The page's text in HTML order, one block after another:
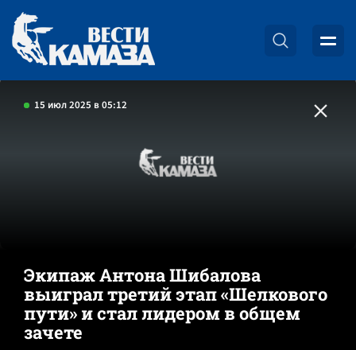
15 июл 2025 в 05:12
Экипаж Антона Шибалова
выиграл третий этап «Шелкового
пути» и стал лидером в общем
зачете